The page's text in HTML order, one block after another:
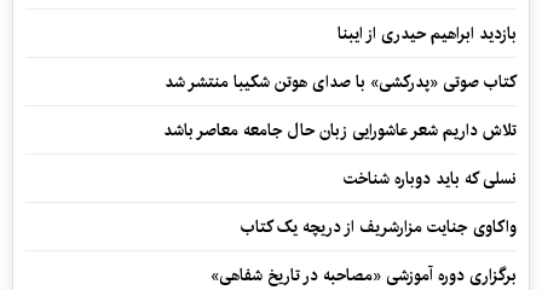
بازدید ابراهیم حیدری از ایبنا
کتاب صوتی «پدرکشی» با صدای هوتن شکیبا منتشر شد
تلاش داریم شعر عاشورایی زبان حال جامعه معاصر باشد
نسلی که باید دوباره شناخت
واکاوی جنایت مزارشریف از دریچه یک کتاب
برگزاری دوره آموزشی «مصاحبه در تاریخ شفاهی»